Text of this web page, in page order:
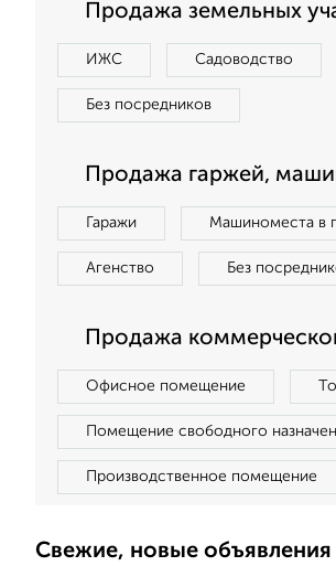
Продажа земельных
ИЖС Садоводство
Без посредников
Продажа гаржей,
Гаражи Машиноместа в
Агенство Без
Продажа
Офисное помещение
Помещение свободного
Производственное помещение
Свежие, новые